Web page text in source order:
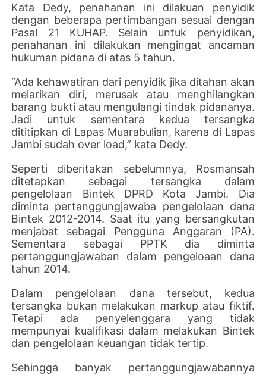
Kata Dedy, penahanan ini dilakuan penyidik
dengan beberapa pertimbangan sesuai dengan
Pasal 21 KUHAP. Selain untuk penyidikan,
penahanan ini dilakukan mengingat ancaman
hukuman pidana di atas 5 tahun.
“Ada kehawatiran dari penyidik jika ditahan akan
melarikan diri, merusak atau menghilangkan
barang bukti atau mengulangi tindak pidananya.
Jadi untuk sementara kedua tersangka
dititipkan di Lapas Muarabulian, karena di Lapas
Jambi sudah over load,” kata Dedy.
Seperti diberitakan sebelumnya, Rosmansah
ditetapkan sebagai tersangka dalam
pengelolaan Bintek DPRD Kota Jambi. Dia
diminta pertanggungjawaba pengelolaan dana
Bintek 2012-2014. Saat itu yang bersangkutan
menjabat sebagai Pengguna Anggaran (PA).
Sementara sebagai PPTK dia diminta
pertanggungjawaban dalam pengeloaan dana
tahun 2014.
Dalam pengelolaan dana tersebut, kedua
tersangka bukan melakukan markup atau fiktif.
Tetapi ada penyelenggara yang tidak
mempunyai kualifikasi dalam melakukan Bintek
dan pengelolaan keuangan tidak tertip.
Sehingga banyak pertanggungjawabannya